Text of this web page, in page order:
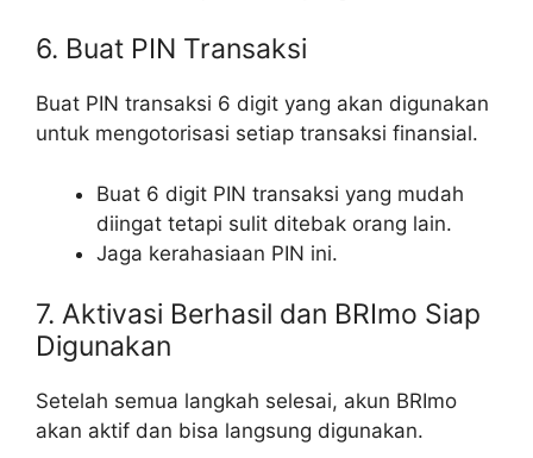
6. Buat PIN Transaksi
Buat PIN transaksi 6 digit yang akan digunakan
untuk mengotorisasi setiap transaksi finansial.
Buat 6 digit PIN transaksi yang mudah
diingat tetapi sulit ditebak orang lain.
Jaga kerahasiaan PIN ini.
7. Aktivasi Berhasil dan BRImo Siap
Digunakan
Setelah semua langkah selesai, akun BRImo
akan aktif dan bisa langsung digunakan.